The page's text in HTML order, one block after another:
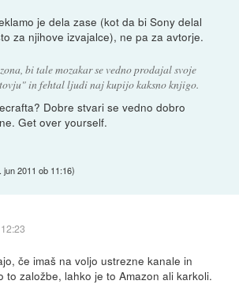
je dela zase (kot da bi Sony delal
za njihove izvajalce), ne pa za avtorje.
bi tale mozakar se vedno prodajal svoje
in fehtal ljudi naj kupijo kaksno knjigo.
Dobre stvari se vedno dobro
Get over yourself.
jun 2011 ob 11:16)
če imaš na voljo ustrezne kanale in
to založbe, lahko je to Amazon ali karkoli.